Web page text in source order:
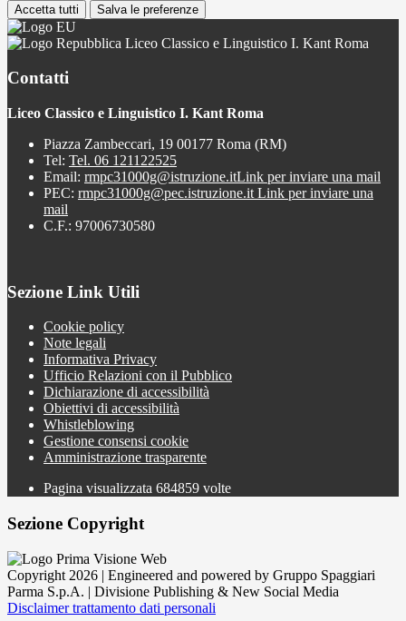
Accetta tutti Salva le preferenze
Liceo Classico e Linguistico I. Kant Roma
Contatti
Liceo Classico e Linguistico I. Kant Roma
Piazza Zambeccari, 19 00177 Roma (RM)
Tel: Tel. 06 121122525
Email: rmpc31000g@istruzione.itLink per inviare una mail
PEC: rmpc31000g@pec.istruzione.it Link per inviare una
mail
C.F.: 97006730580
Sezione Link Utili
Cookie policy
Note legali
Informativa Privacy
Ufficio Relazioni con il Pubblico
Dichiarazione di accessibilità
Obiettivi di accessibilità
Whistleblowing
Gestione consensi cookie
Amministrazione trasparente
Pagina visualizzata 684859 volte
Sezione Copyright
Copyright 2026 | Engineered and powered by Gruppo Spaggiari
Parma S.p.A. | Divisione Publishing & New Social Media
Disclaimer trattamento dati personali